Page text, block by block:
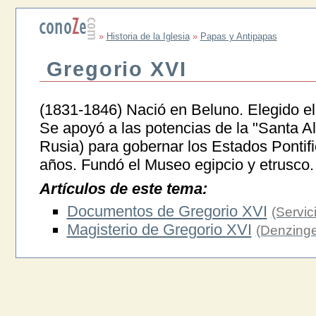
» Historia de la Iglesia» Papas y Antipapas
Gregorio XVI
(1831-1846) Nació en Beluno. Elegido
Se apoyó a las potencias de la "Santa
Rusia) para gobernar los Estados
años. Fundó el Museo egipcio y etrusco.
Artículos de este tema:
Documentos de Gregorio XVI
Magisterio de Gregorio XVI